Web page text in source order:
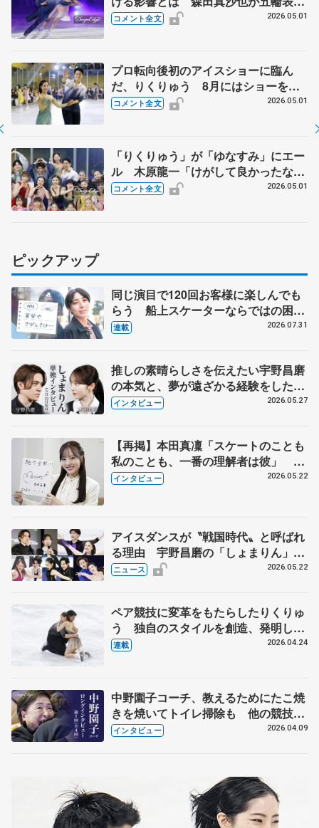
式で木原龍一にかけられた言葉 【ブ
コメント全文 2026.05.01
プロ転向後初のアイスショーに臨ん
だ、りくりゅう 8月にはショーを初
プロデュース「2人で話し出すと結
コメント全文 2026.05.01
「りくりゅう」が「ゆなすみ」にエー
ル 木原龍一「けがして良かったなと
思える日必ず来る」 【ブルームオン
コメント全文 2026.05.01
ピックアップ
同じ演目で120回お客様に楽しんでも
らう 船上スケーターならではの困難
とは 影響あったPIW前キャプテン松
連載 2026.07.31
推しの素晴らしさを伝えたい宇野昌磨
の本気と、夢が遠ざかる経験をした本
田真凜の覚悟
インタビュー 2026.05.27
【再掲】本田真凜「スケートのことも
私のことも、一番の理解者は彼」 引
退時の単独インタビューで語った競技
インタビュー 2026.05.22
アイスダンスが〝戦国時代〟と呼ばれ
る理由 宇野昌磨の「しょまりん」ら
実力者が相次いで参戦 国内の競争激
ニュース 2026.05.22
ペア競技に変革をもたらしたりくりゅ
う 独自のスタイルを創造、発明した
【引退発表後②】
連載 2026.04.24
中野園子コーチ、教えるためにたこ焼
きを焼いてトイレ掃除も 他の競技に
も通用するという坂本花織の筋肉
インタビュー 2026.04.09